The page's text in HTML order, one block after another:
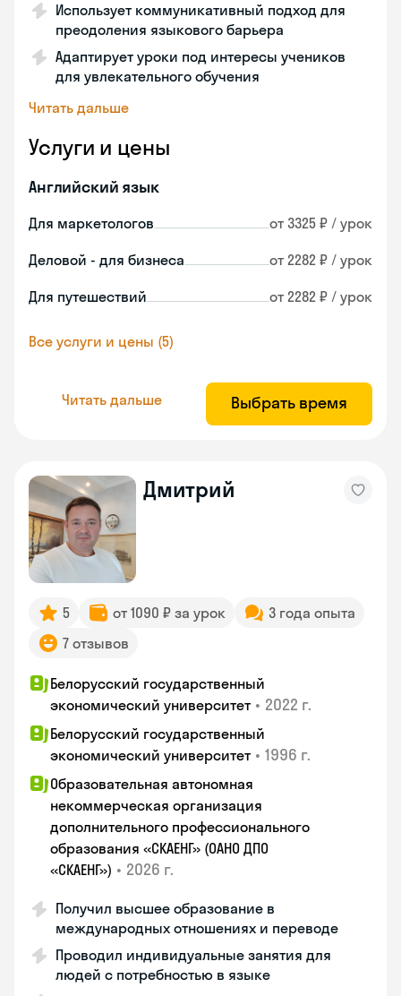
Использует коммуникативный подход для
преодоления языкового барьера
Адаптирует уроки под интересы учеников
для увлекательного обучения
Читать дальше
Услуги и цены
Английский язык
Для маркетологов от 3325 ₽ / урок
Деловой - для бизнеса от 2282 ₽ / урок
Для путешествий от 2282 ₽ / урок
Все услуги и цены (5)
Читать дальше Выбрать время
Дмитрий
5 от 1090 ₽ за урок
3 года опыта
7 отзывов
Белорусский государственный
экономический университет • 2022 г.
Белорусский государственный
экономический университет • 1996 г.
Образовательная автономная
некоммерческая организация
дополнительного профессионального
образования «СКАЕНГ» (ОАНО ДПО
«СКАЕНГ») • 2026 г.
Получил высшее образование в
международных отношениях и переводе
Проводил индивидуальные занятия для
людей с потребностью в языке